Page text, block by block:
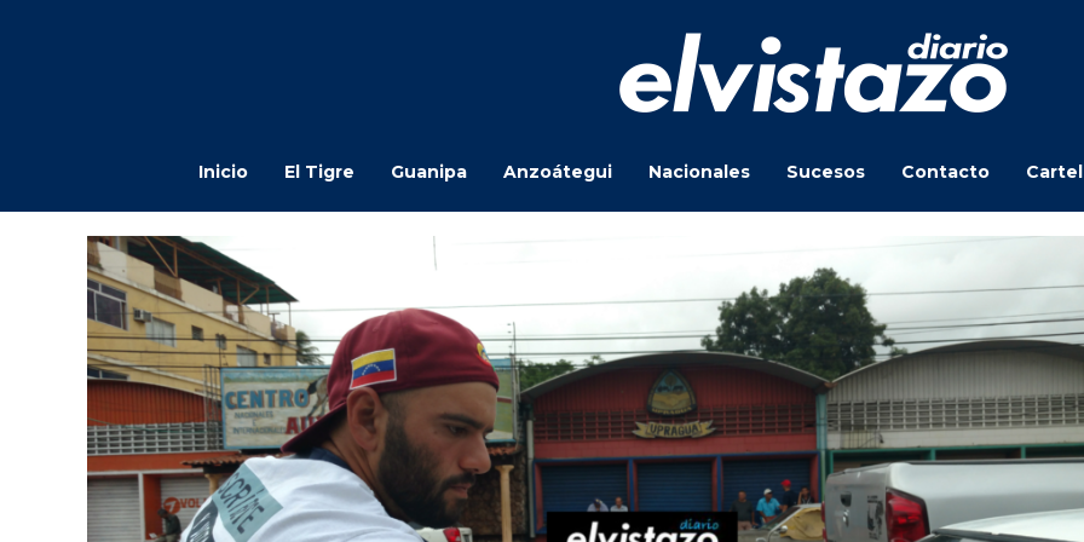
Inicio El Tigre Guanipa Anzoátegui Nacionales Sucesos Contacto